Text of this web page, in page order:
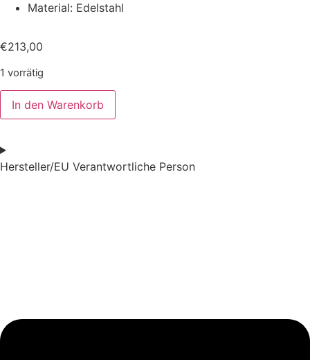
Material: Edelstahl
€213,00
1 vorrätig
In den Warenkorb
Hersteller/EU Verantwortliche Person